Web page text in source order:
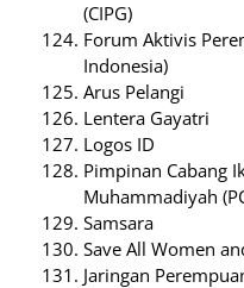
(CIPG)
Forum Aktivis
Indonesia)
Arus Pelangi
Lentera Gayatri
Logos ID
Pimpinan Cabang
Muhammadiyah
Samsara
Save All Women
Jaringan